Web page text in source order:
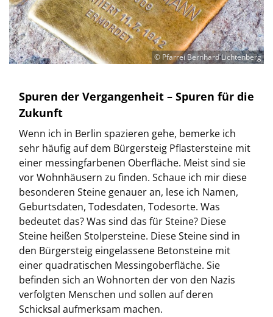
© Pfarrei Bernhard Lichtenberg
Spuren der Vergangenheit – Spuren für die
Zukunft
Wenn ich in Berlin spazieren gehe, bemerke ich
sehr häufig auf dem Bürgersteig Pflastersteine mit
einer messingfarbenen Oberfläche. Meist sind sie
vor Wohnhäusern zu finden. Schaue ich mir diese
besonderen Steine genauer an, lese ich Namen,
Geburtsdaten, Todesdaten, Todesorte. Was
bedeutet das? Was sind das für Steine? Diese
Steine heißen Stolpersteine. Diese Steine sind in
den Bürgersteig eingelassene Betonsteine mit
einer quadratischen Messingoberfläche. Sie
befinden sich an Wohnorten der von den Nazis
verfolgten Menschen und sollen auf deren
Schicksal aufmerksam machen.